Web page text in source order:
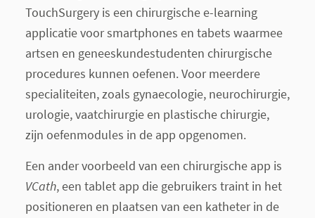
TouchSurgery is een chirurgische e-learning
applicatie voor smartphones en tabets waarmee
artsen en geneeskundestudenten chirurgische
procedures kunnen oefenen. Voor meerdere
specialiteiten, zoals gynaecologie, neurochirurgie,
urologie, vaatchirurgie en plastische chirurgie,
zijn oefenmodules in de app opgenomen.
Een ander voorbeeld van een chirurgische app is
VCath, een tablet app die gebruikers traint in het
positioneren en plaatsen van een katheter in de